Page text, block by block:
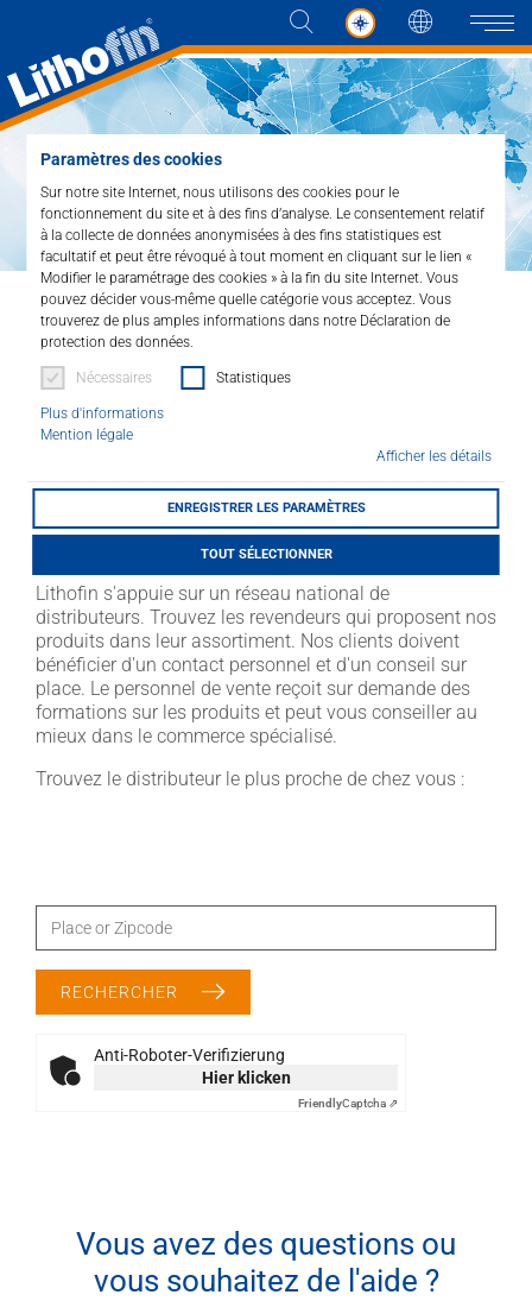
Paramètres des cookies
Sur notre site Internet, nous utilisons des cookies pour le
fonctionnement du site et à des fins d’analyse. Le consentement relatif
à la collecte de données anonymisées à des fins statistiques est
facultatif et peut être révoqué à tout moment en cliquant sur le lien «
Modifier le paramétrage des cookies » à la fin du site Internet. Vous
pouvez décider vous-même quelle catégorie vous acceptez. Vous
trouverez de plus amples informations dans notre Déclaration de
protection des données.
Nécessaires Statistiques
Plus d'informations
Mention légale
Afficher les détails
ENREGISTRER LES PARAMÈTRES
TOUT SÉLECTIONNER
Langue
Produits
Les solutions
Actualités et plus
Entreprise
Contacter
Download
Home
Les solutions
Lithofin se base sur un
réseau national de
revendeurs
Lithofin s'appuie sur un réseau national de
distributeurs. Trouvez les revendeurs qui proposent nos
produits dans leur assortiment. Nos clients doivent
bénéficier d'un contact personnel et d'un conseil sur
place. Le personnel de vente reçoit sur demande des
formations sur les produits et peut vous conseiller au
mieux dans le commerce spécialisé.
Trouvez le distributeur le plus proche de chez vous :
RECHERCHER
Anti-Roboter-Verifizierung
Hier klicken
FriendlyCaptcha ⇗
Vous avez des questions ou
vous souhaitez de l'aide ?